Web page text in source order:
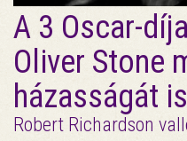
A 3 Oscar-
Oliver Stone
házasságát
Robert Richardson